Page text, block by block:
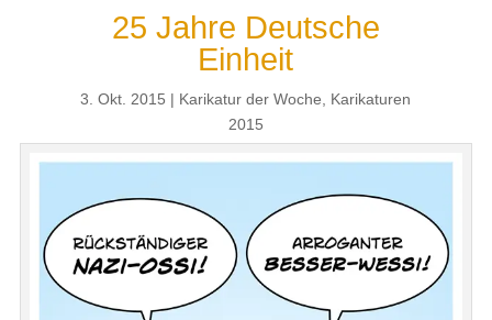
25 Jahre Deutsche
Einheit
3. Okt. 2015 Karikatur der Woche
Karikaturen
2015